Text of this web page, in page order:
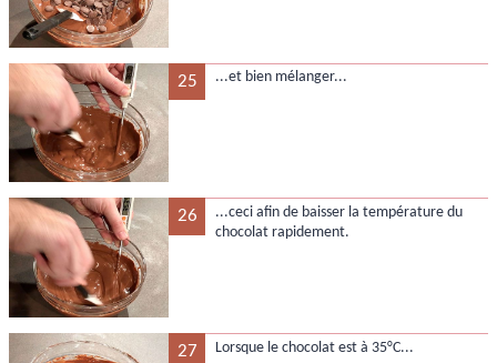
25 ...et bien mélanger...
26
...ceci afin de baisser la température du
chocolat rapidement.
27 Lorsque le chocolat est à 35°C...